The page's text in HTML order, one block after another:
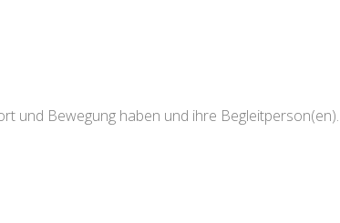
und Bewegung haben und ihre Begleitperson(en).